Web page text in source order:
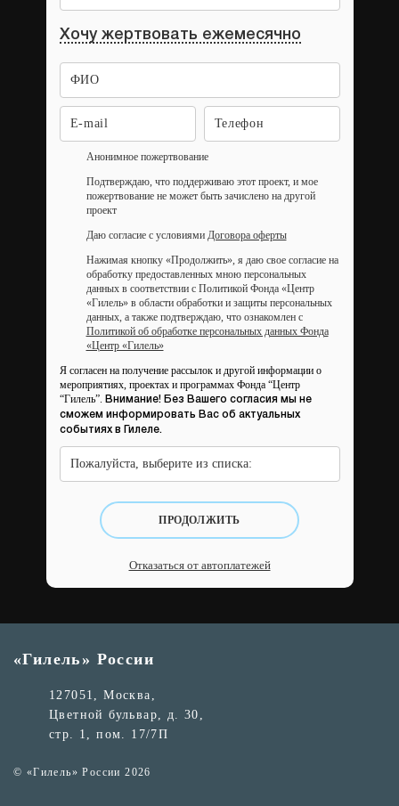
Хочу жертвовать ежемесячно
Анонимное пожертвование
Подтверждаю, что поддерживаю этот проект, и мое
пожертвование не может быть зачислено на другой
проект
Даю согласие с условиями Договора оферты
Нажимая кнопку «Продолжить», я даю свое согласие на
обработку предоставленных мною персональных
данных в соответствии с Политикой Фонда «Центр
«Гилель» в области обработки и защиты персональных
данных, а также подтверждаю, что ознакомлен с
Политикой об обработке персональных данных Фонда
«Центр «Гилель»
Я согласен на получение рассылок и другой информации о
мероприятиях, проектах и программах Фонда “Центр
“Гилель”. Внимание! Без Вашего согласия мы не
сможем информировать Вас об актуальных
событиях в Гилеле.
Пожалуйста, выберите из списка:
ПРОДОЛЖИТЬ
Отказаться от автоплатежей
«Гилель» России
127051, Москва,
Цветной бульвар, д. 30,
стр. 1, пом. 17/7П
© «Гилель» России 2026